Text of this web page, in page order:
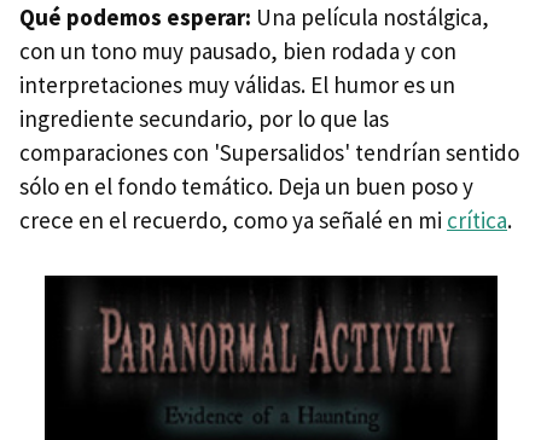
Qué podemos esperar: Una película nostálgica,
con un tono muy pausado, bien rodada y con
interpretaciones muy válidas. El humor es un
ingrediente secundario, por lo que las
comparaciones con 'Supersalidos' tendrían sentido
sólo en el fondo temático. Deja un buen poso y
crece en el recuerdo, como ya señalé en mi crítica.